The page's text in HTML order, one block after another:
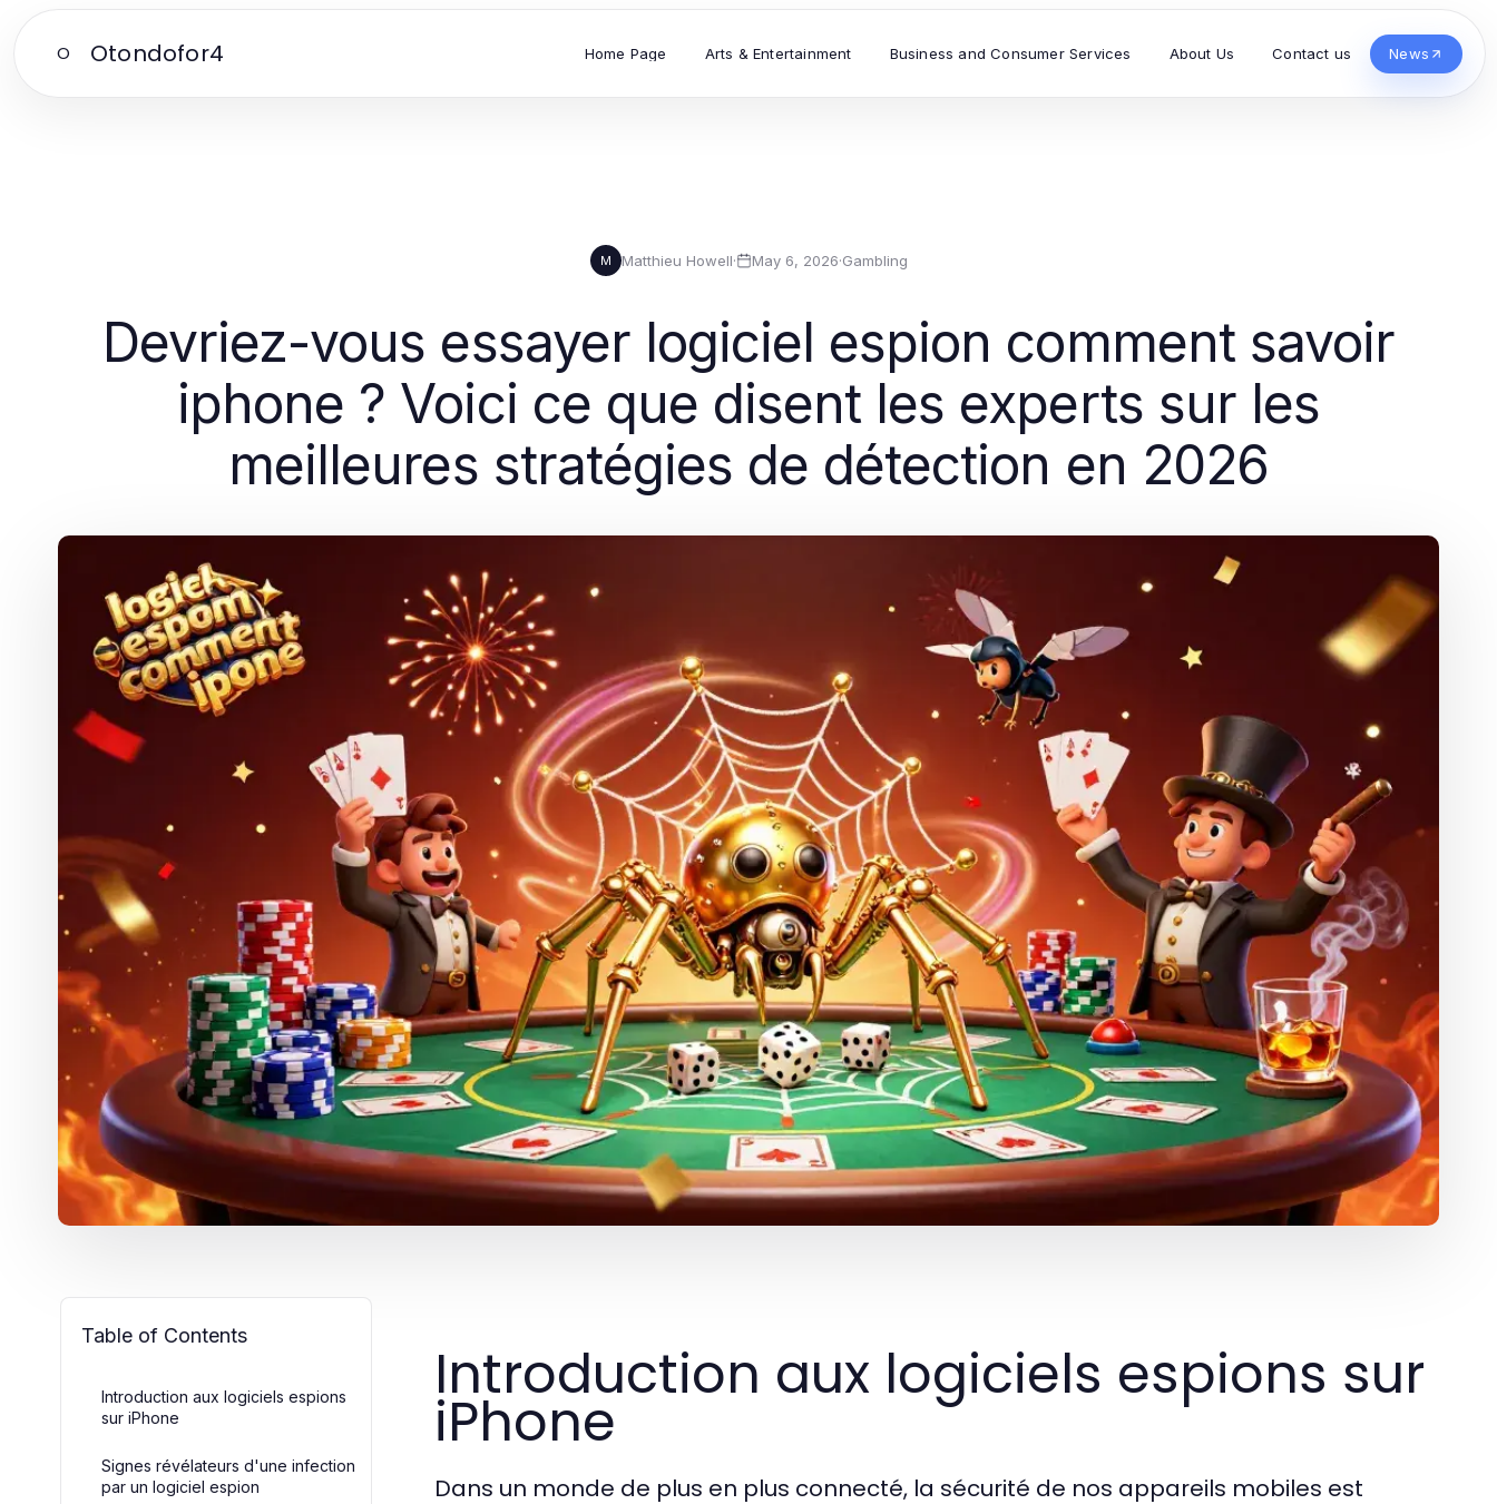
O Otondofor4 Home Page Arts & Entertainment Business and Consumer Services About Us Contact us News
M Matthieu Howell· May 6, 2026·Gambling
Devriez-vous essayer logiciel espion comment savoir
iphone ? Voici ce que disent les experts sur les
meilleures stratégies de détection en 2026
Table of Contents
Introduction aux logiciels espions
sur iPhone
Signes révélateurs d'une infection
par un logiciel espion
Introduction aux logiciels espions sur
iPhone
Dans un monde de plus en plus connecté, la sécurité de nos appareils mobiles est